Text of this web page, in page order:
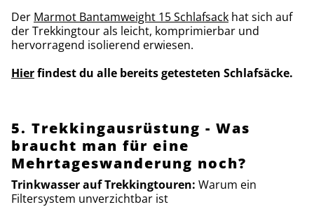
Der Marmot Bantamweight 15 Schlafsack hat sich auf
der Trekkingtour als leicht, komprimierbar und
hervorragend isolierend erwiesen.
Hierfindest du alle bereits getesteten Schlafsäcke.
5. Trekkingausrüstung - Was
braucht man für eine
Mehrtageswanderung noch?
Trinkwasser auf Trekkingtouren: Warum ein
Filtersystem unverzichtbar ist